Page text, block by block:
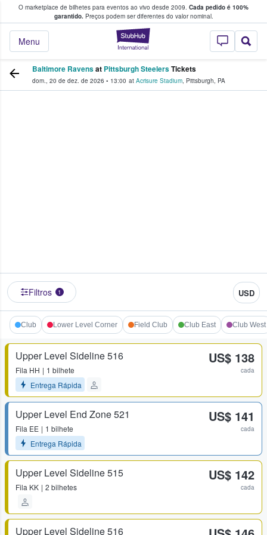
O marketplace de bilhetes para eventos ao vivo desde 2009. Cada pedido é 100%
garantido.Preços podem ser diferentes do valor nominal.
StubHub – onde
Menu
fãs compram e vendem bilhetes
Baltimore Ravensat Pittsburgh SteelersTickets
dom., 20 de dez. de 2026 • 13:00 at Acrisure Stadium, Pittsburgh, PA
Filtros 1 USD
Club Lower Level Corner Field Club Club East Club West
Upper Level Sideline 516
Fila HH
1 bilhete
Entrega Rápida
US$ 138
cada
Upper Level End Zone 521
Fila EE
1 bilhete
Entrega Rápida
US$ 141
cada
Upper Level Sideline 515
Fila KK 2 bilhetes
US$ 142
cada
Upper Level Sideline 516